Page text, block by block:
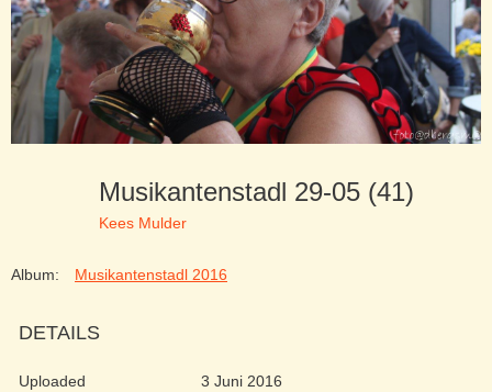
Musikantenstadl 29-05 (41)
Kees Mulder
Album: Musikantenstadl 2016
DETAILS
Uploaded 3 Juni 2016